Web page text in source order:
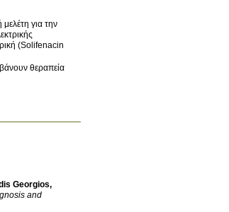
για την
(Solifenacin
θεραπεία
Georgios,
and